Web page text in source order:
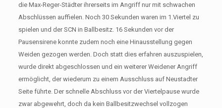
die Max-Reger-Städter ihrerseits im Angriff nur mit schwachen
Abschlüssen auffielen. Noch 30 Sekunden waren im 1.Viertel zu
spielen und der SCN in Ballbesitz. 16 Sekunden vor der
Pausensirene konnte zudem noch eine Hinausstellung gegen
Weiden gezogen werden. Doch statt dies erfahren auszuspielen,
wurde direkt abgeschlossen und ein weiterer Weidener Angriff
ermöglicht, der wiederum zu einem Ausschluss auf Neustadter
Seite führte. Der schnelle Abschluss vor der Viertelpause wurde
zwar abgewehrt, doch da kein Ballbesitzwechsel vollzogen